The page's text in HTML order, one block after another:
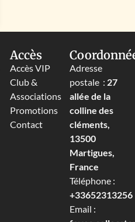
Accès
Accès VIP
Club &
Associations
Promotions
Contact
Adresse
postale : 27
allée de la
colline des
cléments,
13500
Martigues,
France
Téléphone :
+33652313256‬
Email :